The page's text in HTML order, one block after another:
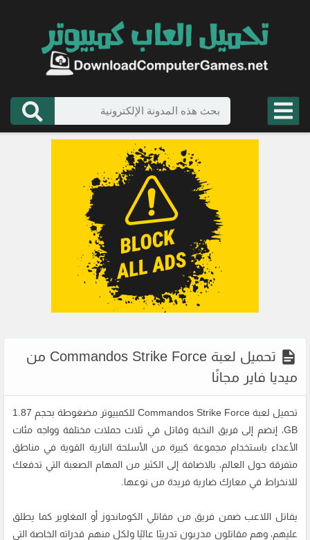
تحميل لعبة Commandos Strike Force من
ميديا فاير مجانًا
تحميل لعبة Commandos Strike Force للكمبيوتر مضغوطة بحجم 1.87
GB، إنضم إلى فريق النخبة وقاتل في ثلاث حملات مختلفة وواجه مئات
الأعداء باستخدام مجموعة كبيرة من الأسلحة النارية القوية في مناطق
متفرقة حول العالم، بالاضافة إلى الكثير من المهام الصعبة التي تدفعك
للانخراط في معارك ضارية فريدة من نوعها.
يقاتل اللاعب ضمن فريق من مقاتلي الكوماندوز أو المغاوير كما يطلق
عليهم، وهم مقاتلون مدربون تدريبًا عاليًا ولكل منهم قدراته الخاصة التي